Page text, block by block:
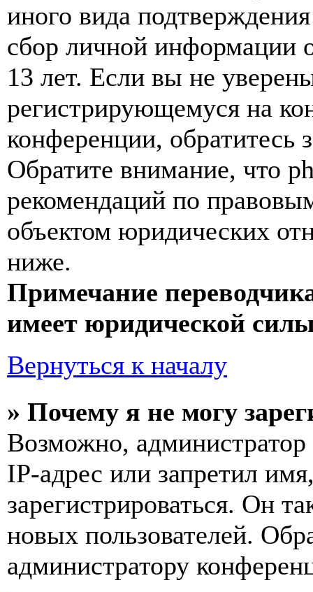
иного вида
сбор личной информации
13 лет. Если вы не
регистрирующемуся на
конференции, обратитесь
Обратите внимание, что
рекомендаций по
объектом юридических
ниже.
Примечание
имеет юридической
Вернуться к началу
» Почему я не могу
Возможно,
IP-адрес или запретил
зарегистрироваться. Он
новых пользователей.
администратору